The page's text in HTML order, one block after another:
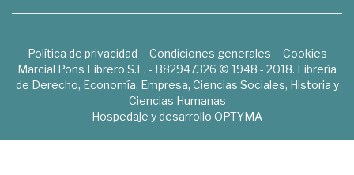
Política de privacidad Condiciones generales
Cookies
Marcial Pons Librero S.L. - B82947326 © 1948 - 2018. Librería
de Derecho, Economía, Empresa, Ciencias Sociales, Historia y
Ciencias Humanas
Hospedaje y desarrollo OPTYMA